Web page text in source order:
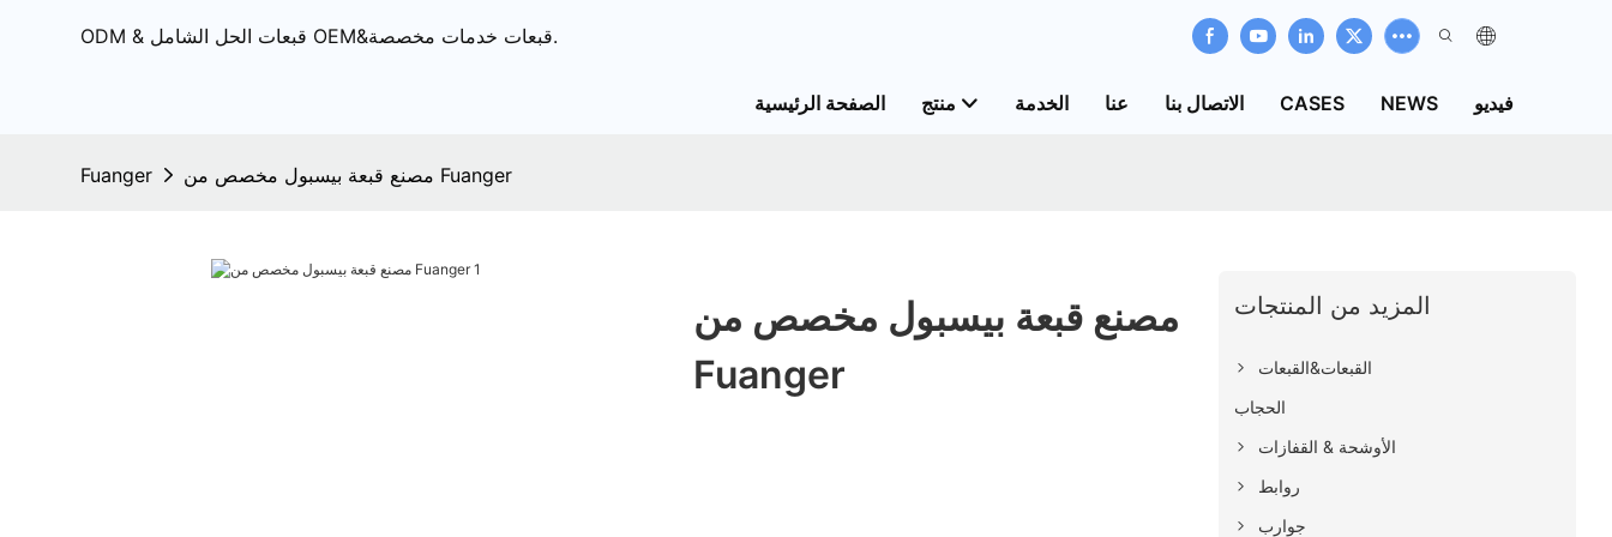
ODM & قبعات الحل الشامل OEM&قبعات خدمات مخصصة.
الصفحة الرئيسية منتج الخدمة عنا الاتصال بنا CASES NEWS فيديو
Fuanger مصنع قبعة بيسبول مخصص من Fuanger
مصنع قبعة بيسبول مخصص من
Fuanger
المزيد من المنتجات
القبعات&القبعات
الحجاب
الأوشحة & القفازات
روابط
جوارب